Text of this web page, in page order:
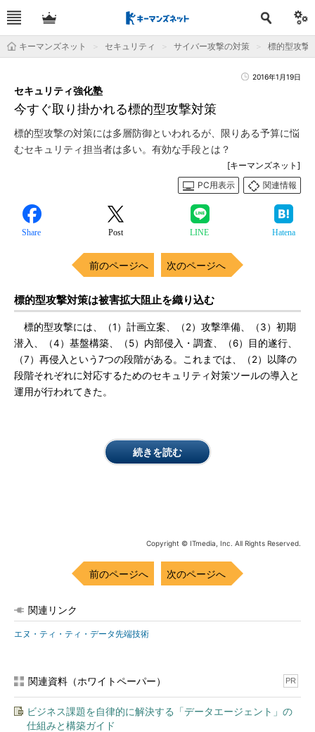
キーマンズネット セキュリティ サイバー攻撃の対策 標的型攻撃
2016年1月19日
今すぐ取り掛かれる標的型攻撃対策
セキュリティ強化塾
標的型攻撃の対策には多層防御といわれるが、限りある予算に悩
むセキュリティ担当者は多い。有効な手段とは？
[キーマンズネット]
PC用表示
関連情報
Share Post LINE Hatena
前のページへ 次のページへ
標的型攻撃対策は被害拡大阻止を織り込む
標的型攻撃には、（1）計画立案、（2）攻撃準備、（3）初期
潜入、（4）基盤構築、（5）内部侵入・調査、（6）目的遂行、
（7）再侵入という7つの段階がある。これまでは、（2）以降の
段階それぞれに対応するためのセキュリティ対策ツールの導入と
運用が行われてきた。
続きを読む
Copyright © ITmedia, Inc. All Rights Reserved.
前のページへ 次のページへ
関連リンク
エヌ・ティ・ティ・データ先端技術
関連資料（ホワイトペーパー） PR
ビジネス課題を自律的に解決する「データエージェント」の
仕組みと構築ガイド